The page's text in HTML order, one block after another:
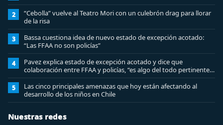
2
“Cebolla” vuelve al Teatro Mori con un culebrón drag para llorar
de la risa
3
Bassa cuestiona idea de nuevo estado de excepción acotado:
“Las FFAA no son policías”
4
Pavez explica estado de excepción acotado y dice que
colaboración entre FFAA y policías, “es algo del todo pertinente
analizar”
5
Las cinco principales amenazas que hoy están afectando al
desarrollo de los niños en Chile
Nuestras redes